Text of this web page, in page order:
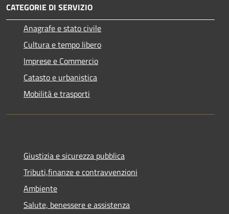
CATEGORIE DI SERVIZIO
Anagrafe e stato civile
Cultura e tempo libero
Imprese e Commercio
Catasto e urbanistica
Mobilità e trasporti
Giustizia e sicurezza pubblica
Tributi,finanze e contravvenzioni
Ambiente
Salute, benessere e assistenza